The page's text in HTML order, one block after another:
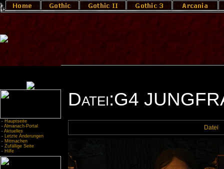
- Hauptseite
- Almanach-Portal
- Aktuelles
- Letzte Änderungen
- Mitmachen
- Zufällige Seite
- Hilfe
Datei:G4
Datei